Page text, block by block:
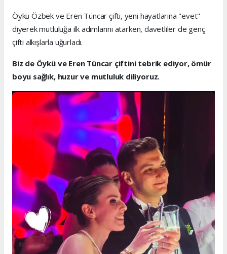
Öykü Özbek ve Eren Tüncar çifti, yeni hayatlarına "evet"
diyerek mutluluğa ilk adımlarını atarken, davetliler de genç
çifti alkışlarla uğurladı.
Biz de Öykü ve Eren Tüncar çiftini tebrik ediyor, ömür
boyu sağlık, huzur ve mutluluk diliyoruz.